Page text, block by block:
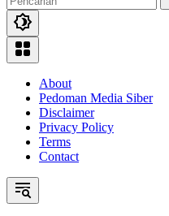
About
Pedoman Media Siber
Disclaimer
Privacy Policy
Terms
Contact